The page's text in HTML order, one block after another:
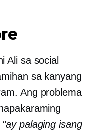
Ali sa social
sa kanyang
Ang problema
"ay palaging isang